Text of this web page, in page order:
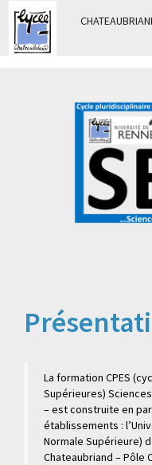
La formation CPES
Supérieures)
– est construite en
établissements :
Normale Supérieure)
Chateaubriand – Pôle
Panneau de gestion des cookies